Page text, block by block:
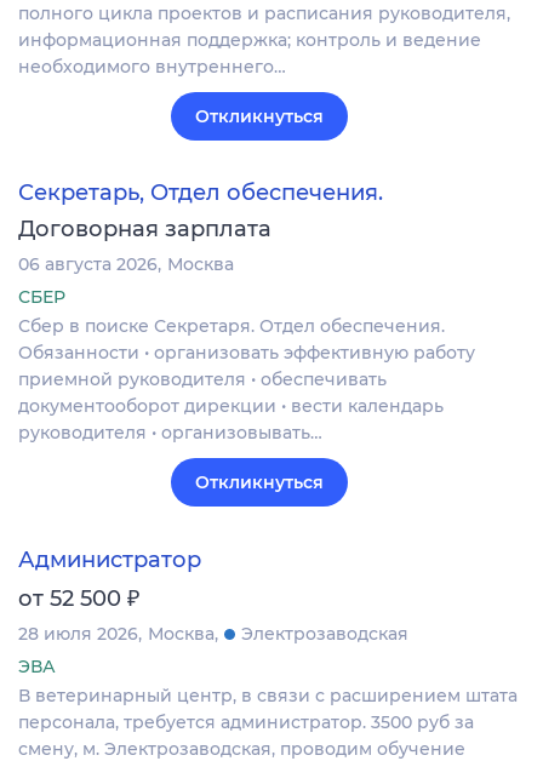
полного цикла проектов и расписания руководителя,
информационная поддержка; контроль и ведение
необходимого внутреннего…
Откликнуться
Секретарь, Отдел обеспечения.
Договорная зарплата
06 августа 2026 Москва
СБЕР
Сбер в поиске Секретаря. Отдел обеспечения.
Обязанности • организовать эффективную работу
приемной руководителя • обеспечивать
документооборот дирекции • вести календарь
руководителя • организовывать…
Откликнуться
Администратор
от 52 500 ₽
28 июля 2026 Москва
Электрозаводская
ЭВА
В ветеринарный центр, в связи с расширением штата
персонала, требуется администратор. 3500 руб за
смену, м. Электрозаводская, проводим обучение